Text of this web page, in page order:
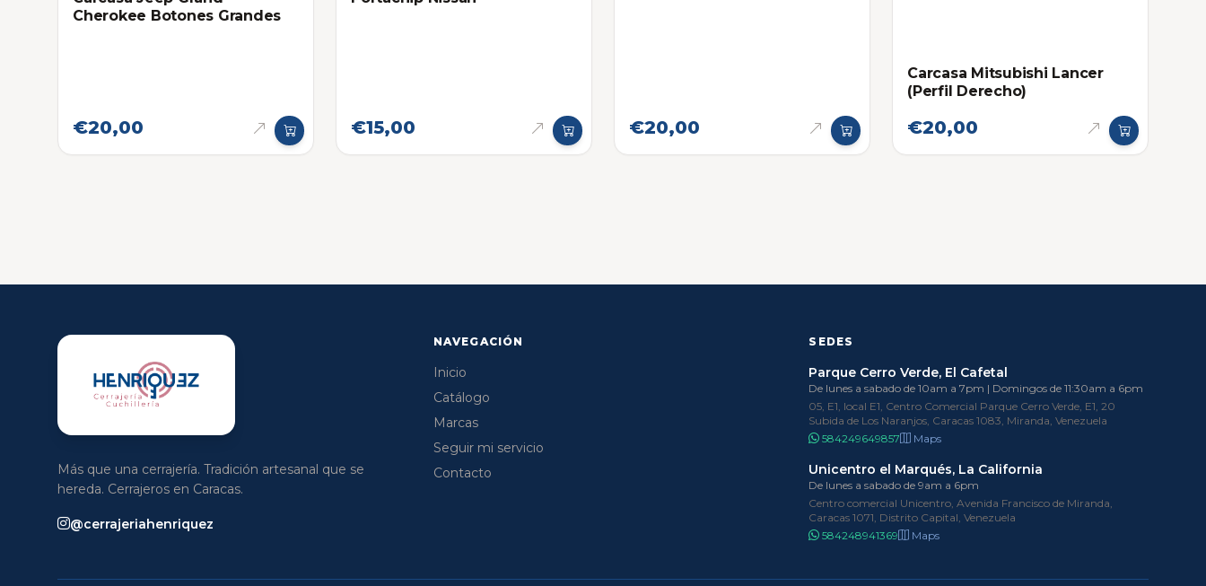
Cherokee Botones Grandes
€20,00 €15,00 €20,00
Carcasa Mitsubishi Lancer
(Perfil Derecho)
€20,00
Más que una cerrajería. Tradición artesanal que se
hereda. Cerrajeros en Caracas.
@cerrajeriahenriquez
NAVEGACIÓN
Inicio
Catálogo
Marcas
Seguir mi servicio
Contacto
SEDES
Parque Cerro Verde, El Cafetal
De lunes a sabado de 10am a 7pm | Domingos de 11:30am a 6pm
05, E1, local E1, Centro Comercial Parque Cerro Verde, E1, 20
Subida de Los Naranjos, Caracas 1083, Miranda, Venezuela
584249649857
Maps
Unicentro el Marqués, La California
De lunes a sabado de 9am a 6pm
Centro comercial Unicentro, Avenida Francisco de Miranda,
Caracas 1071, Distrito Capital, Venezuela
584248941369
Maps